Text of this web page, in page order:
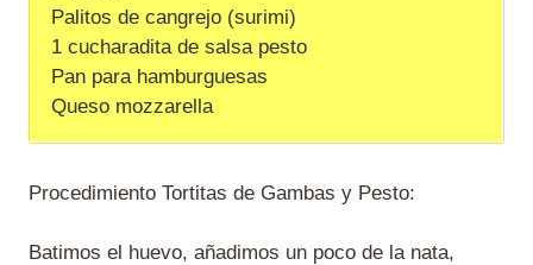
Palitos de cangrejo (surimi)
1 cucharadita de salsa pesto
Pan para hamburguesas
Queso mozzarella
Procedimiento Tortitas de Gambas y Pesto:
Batimos el huevo, añadimos un poco de la nata,